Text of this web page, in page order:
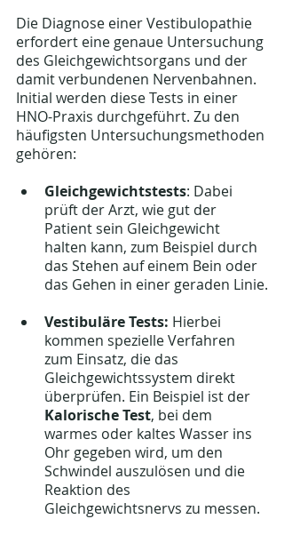
Die Diagnose einer Vestibulopathie
erfordert eine genaue Untersuchung
des Gleichgewichtsorgans und der
damit verbundenen Nervenbahnen.
Initial werden diese Tests in einer
HNO-Praxis durchgeführt. Zu den
häufigsten Untersuchungsmethoden
gehören:
Gleichgewichtstests: Dabei
prüft der Arzt, wie gut der
Patient sein Gleichgewicht
halten kann, zum Beispiel durch
das Stehen auf einem Bein oder
das Gehen in einer geraden Linie.
Vestibuläre Tests: Hierbei
kommen spezielle Verfahren
zum Einsatz, die das
Gleichgewichtssystem direkt
überprüfen. Ein Beispiel ist der
Kalorische Test, bei dem
warmes oder kaltes Wasser ins
Ohr gegeben wird, um den
Schwindel auszulösen und die
Reaktion des
Gleichgewichtsnervs zu messen.